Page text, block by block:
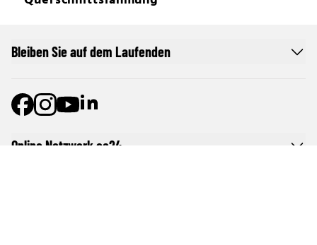
Online Netzwerk oe24
Bleiben Sie auf dem Laufenden